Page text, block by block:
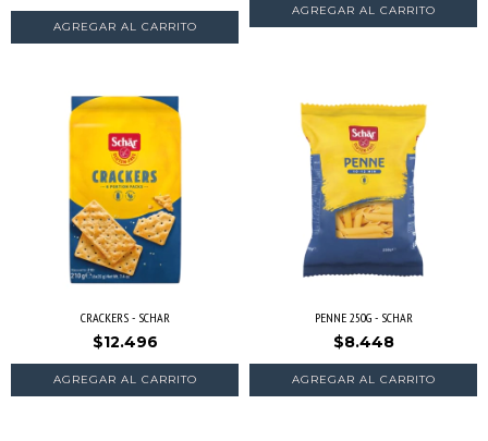
CRACKERS - SCHAR
$12.496
PENNE 250G - SCHAR
$8.448